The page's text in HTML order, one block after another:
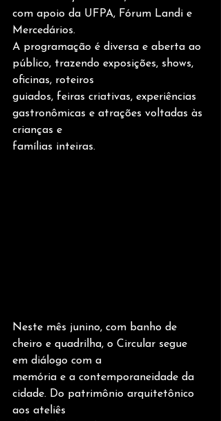
com apoio da UFPA, Fórum Landi e
Mercedários.
A programação é diversa e aberta ao
público, trazendo exposições, shows,
oficinas, roteiros
guiados, feiras criativas, experiências
gastronômicas e atrações voltadas às
crianças e
famílias inteiras.
Neste mês junino, com banho de
cheiro e quadrilha, o Circular segue
em diálogo com a
memória e a contemporaneidade da
cidade. Do patrimônio arquitetônico
aos ateliês